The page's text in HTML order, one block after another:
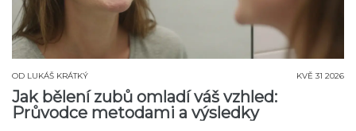
OD LUKÁŠ KRÁTKÝ KVĚ 31 2026
Jak bělení zubů omladí váš vzhled:
Průvodce metodami a výsledky